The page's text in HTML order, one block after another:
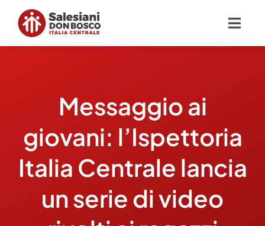
contenuto
Ambiti
Ambienti educativi e servizi
Messaggio ai
giovani: l’Ispettoria
Italia Centrale lancia
un serie di video